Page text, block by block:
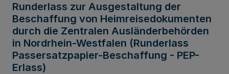
Runderlass zur Ausgestaltung der
Beschaffung von Heimreisedokumenten
durch die Zentralen Ausländerbehörden
in Nordrhein-Westfalen (Runderlass
Passersatzpapier-Beschaffung - PEP-
Erlass)